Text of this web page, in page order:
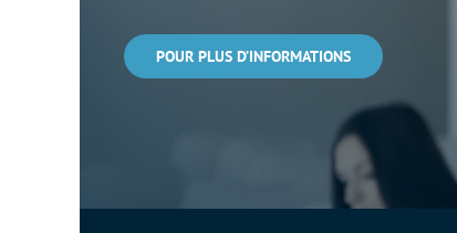
POUR PLUS D’INFORMATIONS